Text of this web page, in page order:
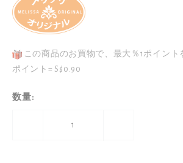
この商品のお買物で、最大％1ポイント
ポイント= S$0.90
数量: